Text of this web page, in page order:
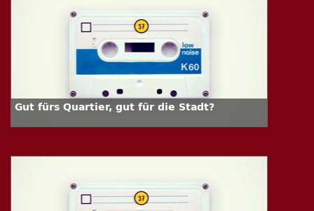
Gut fürs Quartier, gut für die Stadt?